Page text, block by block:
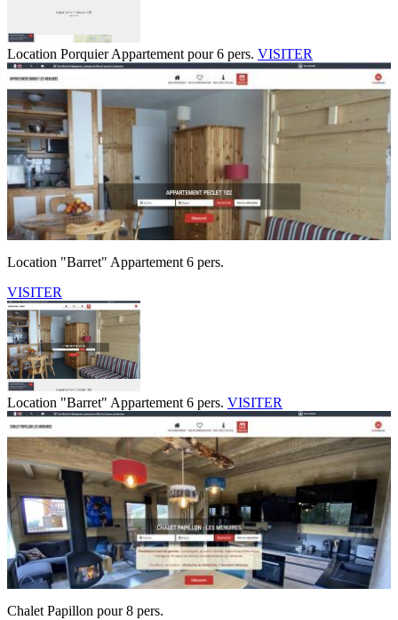
Location Porquier Appartement pour 6 pers. VISITER
Location "Barret" Appartement 6 pers.
VISITER
Location "Barret" Appartement 6 pers. VISITER
Chalet Papillon pour 8 pers.